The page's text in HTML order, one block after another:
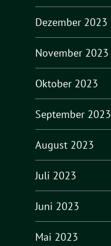
Dezember 2023
November 2023
Oktober 2023
September 2023
August 2023
Juli 2023
Juni 2023
Mai 2023